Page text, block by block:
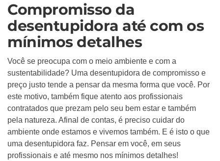
Compromisso da
desentupidora até com os
mínimos detalhes
Você se preocupa com o meio ambiente e com a
sustentabilidade? Uma desentupidora de compromisso e
preço justo tende a pensar da mesma forma que você. Por
este motivo, também fique atento aos profissionais
contratados que prezam pelo seu bem estar e também
pela natureza. Afinal de contas, é preciso cuidar do
ambiente onde estamos e vivemos também. E é isto o que
uma desentupidora faz. Pensar em você, em seus
profissionais e até mesmo nos mínimos detalhes!